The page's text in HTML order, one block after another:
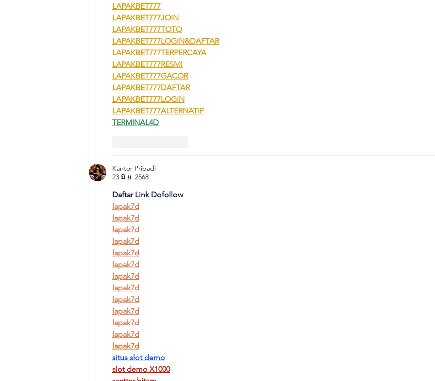
LAPAKBET777
LAPAKBET777JOIN
LAPAKBET777TOTO
LAPAKBET777LOGIN&DAFTAR
LAPAKBET777TERPERCAYA
LAPAKBET777RESMI
LAPAKBET777GACOR
LAPAKBET777DAFTAR
LAPAKBET777LOGIN
LAPAKBET777ALTERNATIF
TERMINAL4D
Kantor Pribadi
23 มิ.ย. 2568
Daftar Link Dofollow
lapak7d
lapak7d
lapak7d
lapak7d
lapak7d
lapak7d
lapak7d
lapak7d
lapak7d
lapak7d
lapak7d
lapak7d
lapak7d
situs slot demo
slot demo X1000